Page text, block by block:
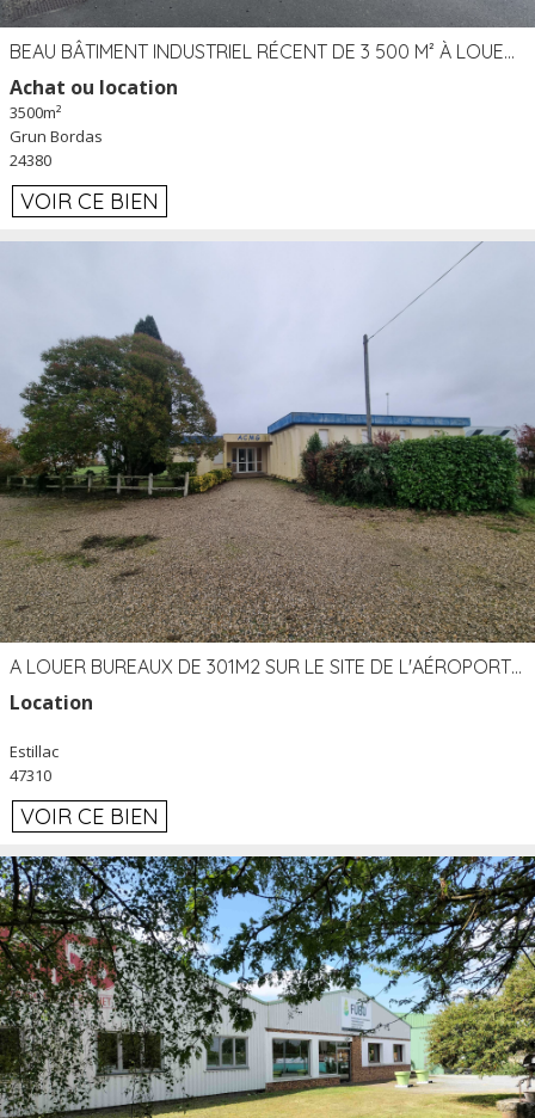
BEAU BÂTIMENT INDUSTRIEL RÉCENT DE 3 500 M² À LOUER OU VENDRE PROCHE PÉRIGUEUX (24)
Achat ou location
3500m²
Grun Bordas
24380
VOIR CE BIEN
A LOUER BUREAUX DE 301M2 SUR LE SITE DE L'AÉROPORT AGEN LA GARENNE
Location
Estillac
47310
VOIR CE BIEN